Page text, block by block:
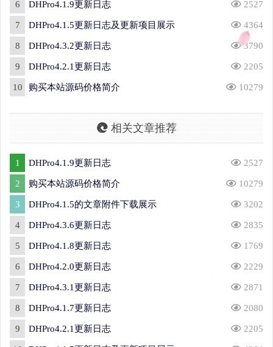
6 DHPro4.1.9更新日志 2527
7 DHPro4.1.5更新日志及更新项目展示 4364
8 DHPro4.3.2更新日志 3790
9 DHPro4.2.1更新日志 2205
10 购买本站源码价格简介 10279
相关文章推荐
1 DHPro4.1.9更新日志 2527
2 购买本站源码价格简介 10279
3 DHPro4.1.5的文章附件下载展示 3202
4 DHPro4.3.6更新日志 2835
5 DHPro4.1.8更新日志 1769
6 DHPro4.2.0更新日志 2229
7 DHPro4.3.1更新日志 2871
8 DHPro4.1.7更新日志 2080
9 DHPro4.2.1更新日志 2205